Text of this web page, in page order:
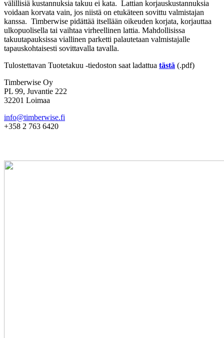
välillisiä kustannuksia takuu ei kata. Lattian korjauskustannuksia
voidaan korvata vain, jos niistä on etukäteen sovittu valmistajan
kanssa. Timberwise pidättää itsellään oikeuden korjata, korjauttaa
ulkopuolisella tai vaihtaa virheellinen lattia. Mahdollisissa
takuutapauksissa viallinen parketti palautetaan valmistajalle
tapauskohtaisesti sovittavalla tavalla.
Tulostettavan Tuotetakuu -tiedoston saat ladattua tästä (.pdf)
Timberwise Oy
PL 99, Juvantie 222
32201 Loimaa
info@timberwise.fi
+358 2 763 6420